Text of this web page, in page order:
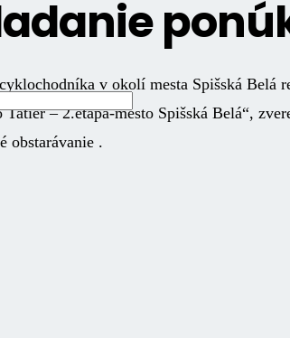
v okolí mesta Spišská Belá
– 2.etapa-mesto Spišská Belá“,
obstarávanie .